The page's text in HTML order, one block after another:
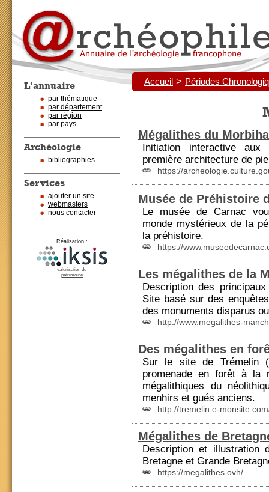
L'annuaire
par thématique
par département
par région
par pays
Archéologie
bibliographies
Services
ajouter un site
webmasters
nous contacter
Réalisation :
valorisation du
patrimoine
Accueil > Périodes
Mégalithes du
Initiation interactive
première architecture de
https://
Musée de Préhistoire
Le musée de Carnac
monde mystérieux de la
la préhistoire.
https://
Les mégalithes de la
Description des
Site basé sur des
des monuments disparus
http://www.megalithes-
Des mégalithes en
Sur le site de Trémelin
promenade en forêt à la
mégalithiques du
menhirs et gués anciens.
http://tremelin.e-
Mégalithes de
Description et illustration
Bretagne et Grande
https://megalithes.ovh/